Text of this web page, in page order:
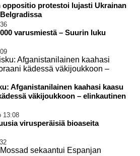
protestoi lujasti Ukrainan
varusmiestä – Suurin luku
Afganistanilainen kaahasi kaasu
väkijoukkoon – elinkautinen
13:08
virusperäisiä bioaseita